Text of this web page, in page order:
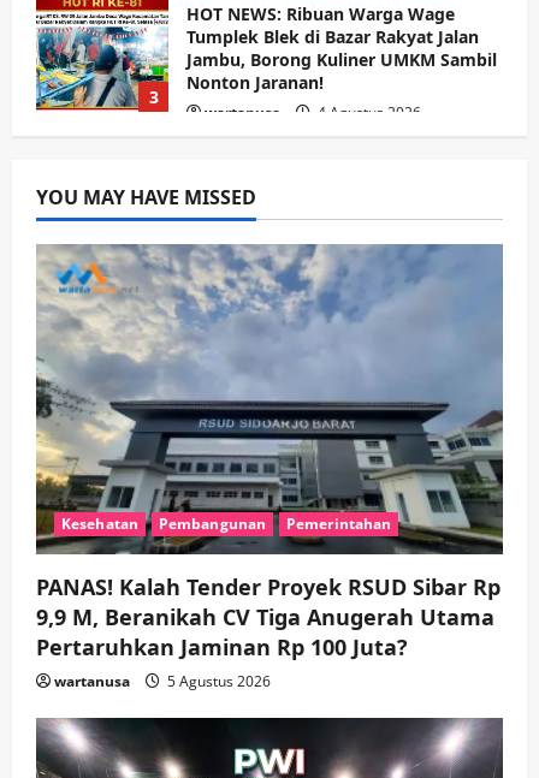
3
HOT NEWS: Ribuan Warga Wage
Tumplek Blek di Bazar Rakyat Jalan
Jambu, Borong Kuliner UMKM Sambil
Nonton Jaranan!
wartanusa 4 Agustus 2026
4
Sinergi Permudah Perizinan, Wakaf,
hingga Hibah
wartanusa 4 Agustus 2026
5
Keagamaan Pemerintahan
Hadir di Pengajian Qurrota A’yun,
Wabup Sidoarjo Minta Doa Jamaah
Agar Tetap Amanah Memimpin
wartanusa 4 Agustus 2026
YOU MAY HAVE MISSED
Kesehatan Pembangunan Pemerintahan
PANAS! Kalah Tender Proyek RSUD Sibar Rp
9,9 M, Beranikah CV Tiga Anugerah Utama
Pertaruhkan Jaminan Rp 100 Juta?
wartanusa 5 Agustus 2026